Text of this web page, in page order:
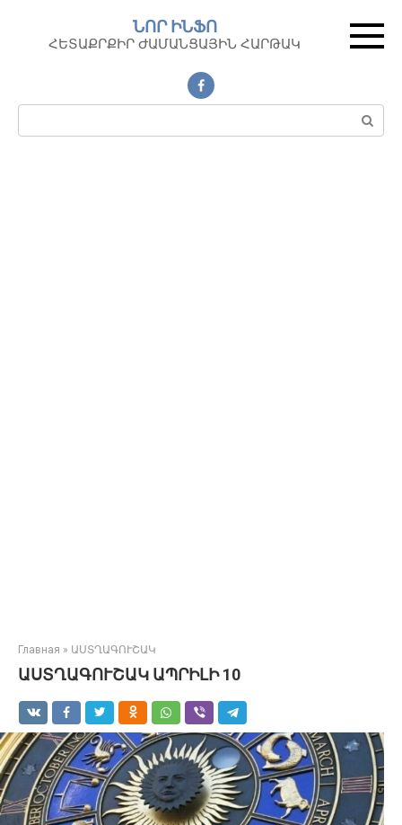
контенту
ՆՈՐ ԻՆՖՈ
ՀԵՏԱՔՐՔԻՐ ԺԱՄԱՆՑԱՅԻՆ ՀԱՐԹԱԿ
Поиск:
Главная » ԱՍՏՂԱԳՈՒՇԱԿ
ԱՍՏՂԱԳՈՒՇԱԿ ԱՊՐԻԼԻ 10